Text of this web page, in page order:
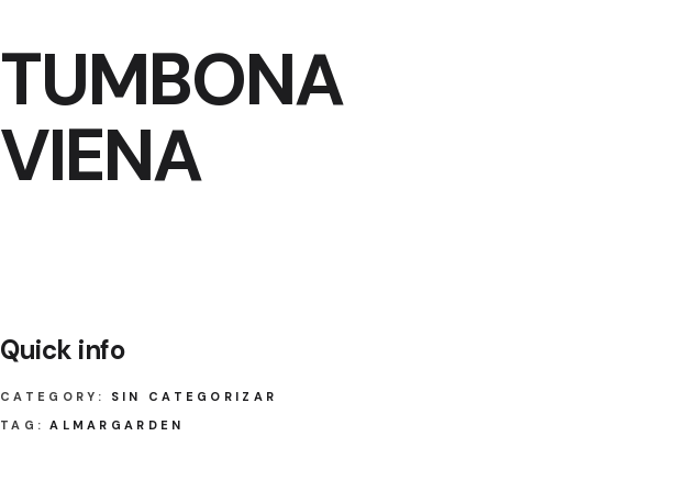
TUMBONA
VIENA
Quick info
CATEGORY:
SIN CATEGORIZAR
TAG: ALMARGARDEN